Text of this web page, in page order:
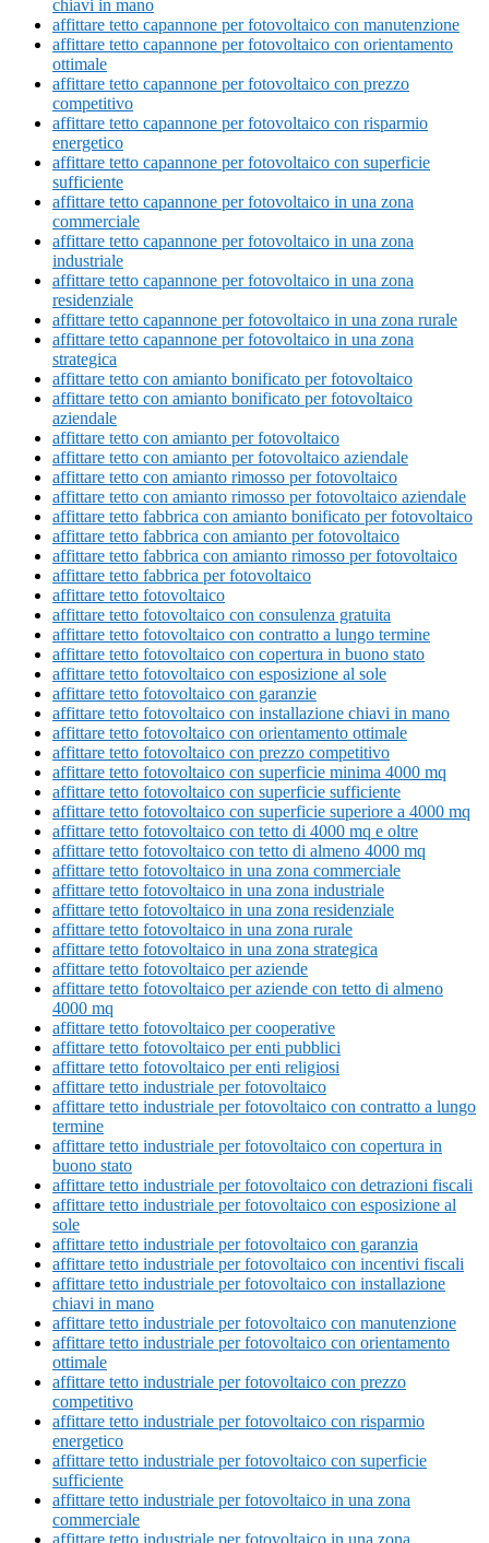
chiavi in mano
affittare tetto capannone per fotovoltaico con manutenzione
affittare tetto capannone per fotovoltaico con orientamento
ottimale
affittare tetto capannone per fotovoltaico con prezzo
competitivo
affittare tetto capannone per fotovoltaico con risparmio
energetico
affittare tetto capannone per fotovoltaico con superficie
sufficiente
affittare tetto capannone per fotovoltaico in una zona
commerciale
affittare tetto capannone per fotovoltaico in una zona
industriale
affittare tetto capannone per fotovoltaico in una zona
residenziale
affittare tetto capannone per fotovoltaico in una zona rurale
affittare tetto capannone per fotovoltaico in una zona
strategica
affittare tetto con amianto bonificato per fotovoltaico
affittare tetto con amianto bonificato per fotovoltaico
aziendale
affittare tetto con amianto per fotovoltaico
affittare tetto con amianto per fotovoltaico aziendale
affittare tetto con amianto rimosso per fotovoltaico
affittare tetto con amianto rimosso per fotovoltaico aziendale
affittare tetto fabbrica con amianto bonificato per fotovoltaico
affittare tetto fabbrica con amianto per fotovoltaico
affittare tetto fabbrica con amianto rimosso per fotovoltaico
affittare tetto fabbrica per fotovoltaico
affittare tetto fotovoltaico
affittare tetto fotovoltaico con consulenza gratuita
affittare tetto fotovoltaico con contratto a lungo termine
affittare tetto fotovoltaico con copertura in buono stato
affittare tetto fotovoltaico con esposizione al sole
affittare tetto fotovoltaico con garanzie
affittare tetto fotovoltaico con installazione chiavi in mano
affittare tetto fotovoltaico con orientamento ottimale
affittare tetto fotovoltaico con prezzo competitivo
affittare tetto fotovoltaico con superficie minima 4000 mq
affittare tetto fotovoltaico con superficie sufficiente
affittare tetto fotovoltaico con superficie superiore a 4000 mq
affittare tetto fotovoltaico con tetto di 4000 mq e oltre
affittare tetto fotovoltaico con tetto di almeno 4000 mq
affittare tetto fotovoltaico in una zona commerciale
affittare tetto fotovoltaico in una zona industriale
affittare tetto fotovoltaico in una zona residenziale
affittare tetto fotovoltaico in una zona rurale
affittare tetto fotovoltaico in una zona strategica
affittare tetto fotovoltaico per aziende
affittare tetto fotovoltaico per aziende con tetto di almeno
4000 mq
affittare tetto fotovoltaico per cooperative
affittare tetto fotovoltaico per enti pubblici
affittare tetto fotovoltaico per enti religiosi
affittare tetto industriale per fotovoltaico
affittare tetto industriale per fotovoltaico con contratto a lungo
termine
affittare tetto industriale per fotovoltaico con copertura in
buono stato
affittare tetto industriale per fotovoltaico con detrazioni fiscali
affittare tetto industriale per fotovoltaico con esposizione al
sole
affittare tetto industriale per fotovoltaico con garanzia
affittare tetto industriale per fotovoltaico con incentivi fiscali
affittare tetto industriale per fotovoltaico con installazione
chiavi in mano
affittare tetto industriale per fotovoltaico con manutenzione
affittare tetto industriale per fotovoltaico con orientamento
ottimale
affittare tetto industriale per fotovoltaico con prezzo
competitivo
affittare tetto industriale per fotovoltaico con risparmio
energetico
affittare tetto industriale per fotovoltaico con superficie
sufficiente
affittare tetto industriale per fotovoltaico in una zona
commerciale